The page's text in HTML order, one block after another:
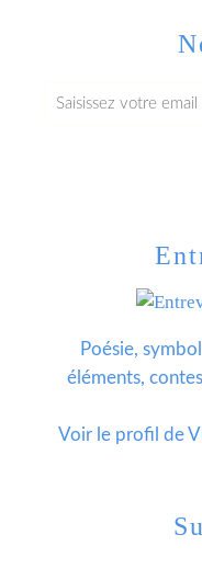
Poésie,
éléments,
Voir le profil de